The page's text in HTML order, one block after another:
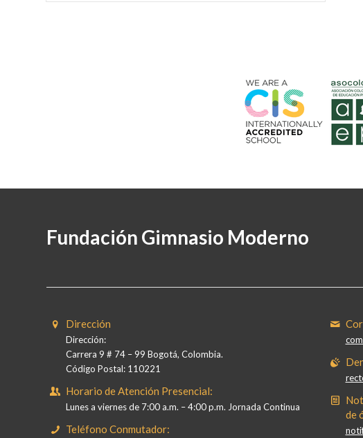
Fundación Gimnasio Moderno
Dirección
Dirección:
Carrera 9 # 74 – 99 Bogotá, Colombia.
Código Postal: 110221
Horario de Atención Presencial:
Lunes a viernes de 7:00 a.m. – 4:00 p.m. Jornada Continua
Teléfono Conmutador:
de